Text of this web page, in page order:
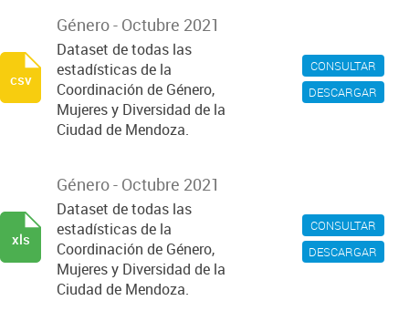
CONSULTAR
DESCARGAR
Género - Octubre 2021
Dataset de todas las
estadísticas de la
Coordinación de Género,
Mujeres y Diversidad de la
Ciudad de Mendoza.
csv
CONSULTAR
DESCARGAR
Género - Octubre 2021
Dataset de todas las
estadísticas de la
Coordinación de Género,
Mujeres y Diversidad de la
Ciudad de Mendoza.
xls